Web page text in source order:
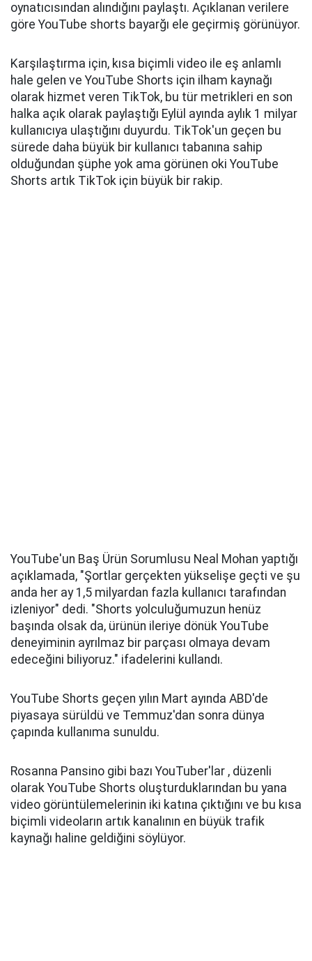
oynatıcısından alındığını paylaştı. Açıklanan verilere
göre YouTube shorts bayarğı ele geçirmiş görünüyor.
Karşılaştırma için, kısa biçimli video ile eş anlamlı
hale gelen ve YouTube Shorts için ilham kaynağı
olarak hizmet veren TikTok, bu tür metrikleri en son
halka açık olarak paylaştığı Eylül ayında aylık 1 milyar
kullanıcıya ulaştığını duyurdu. TikTok'un geçen bu
sürede daha büyük bir kullanıcı tabanına sahip
olduğundan şüphe yok ama görünen oki YouTube
Shorts artık TikTok için büyük bir rakip.
YouTube'un Baş Ürün Sorumlusu Neal Mohan yaptığı
açıklamada, "Şortlar gerçekten yükselişe geçti ve şu
anda her ay 1,5 milyardan fazla kullanıcı tarafından
izleniyor" dedi. "Shorts yolculuğumuzun henüz
başında olsak da, ürünün ileriye dönük YouTube
deneyiminin ayrılmaz bir parçası olmaya devam
edeceğini biliyoruz." ifadelerini kullandı.
YouTube Shorts geçen yılın Mart ayında ABD'de
piyasaya sürüldü ve Temmuz'dan sonra dünya
çapında kullanıma sunuldu.
Rosanna Pansino gibi bazı YouTuber'lar , düzenli
olarak YouTube Shorts oluşturduklarından bu yana
video görüntülemelerinin iki katına çıktığını ve bu kısa
biçimli videoların artık kanalının en büyük trafik
kaynağı haline geldiğini söylüyor.